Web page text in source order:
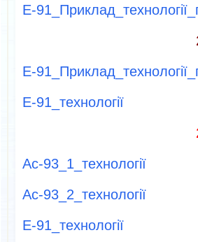
Е-
Е-
Е-91_технології
Ас-93_1_технології
Ас-93_2_технології
Е-91_технології